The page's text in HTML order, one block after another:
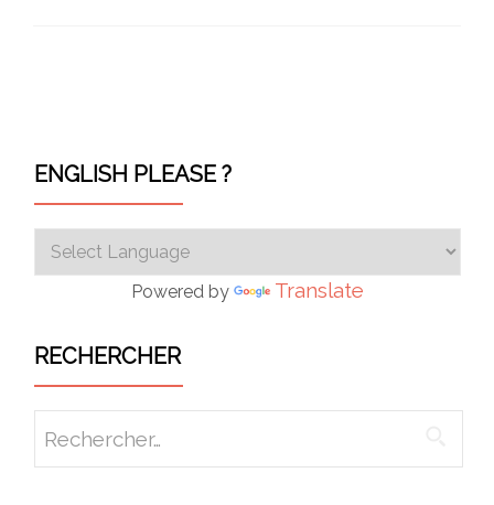
ENGLISH PLEASE ?
Powered by Translate
RECHERCHER